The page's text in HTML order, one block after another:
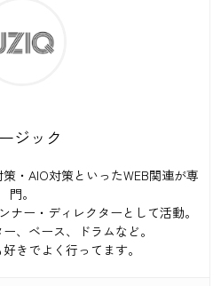
ジック
・AIO対策といったWEB関連が専
門。
ナー・ディレクターとして活動。
、ベース、ドラムなど。
きでよく行ってます。